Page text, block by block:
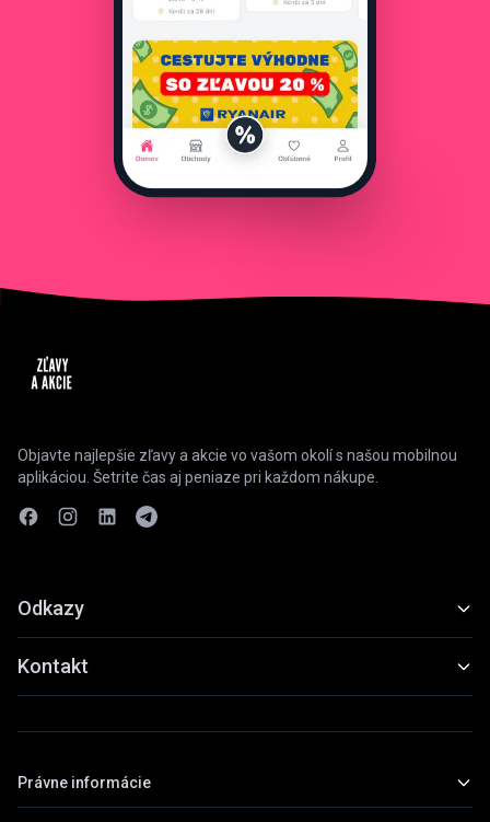
Objavte najlepšie zľavy a akcie vo vašom okolí s našou mobilnou
aplikáciou. Šetrite čas aj peniaze pri každom nákupe.
Odkazy
Funkcie
Ukážky
Stiahnuť
Kontakt
Praha, Česká republika
Právne informácie